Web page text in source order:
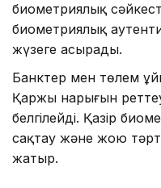
биометриялық
биометриялық
жүзеге асырады.
Банктер мен төлем
Қаржы нарығын
белгілейді. Қазір
сақтау және жою
жатыр.